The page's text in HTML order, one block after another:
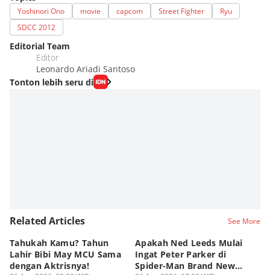
Yoshinori Ono movie capcom Street Fighter
Ryu
SDCC 2012
Editorial Team
Editor
Leonardo Ariadi Santoso
Tonton lebih seru di
Related Articles See More
Tahukah Kamu? Tahun
Lahir Bibi May MCU Sama
dengan Aktrisnya!
Apakah Ned Leeds Mulai
Ingat Peter Parker di
Spider-Man Brand New